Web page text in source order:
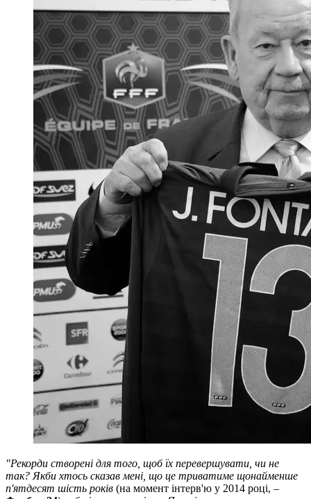
"Рекорди створені для того, щоб їх перевершувати, чи не
так? Якби хтось сказав мені, що це триватиме щонайменше
п'ятдесят шість років (на момент інтерв'ю у 2014 році, –